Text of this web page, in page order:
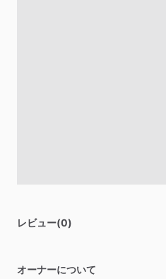
レビュー(0)
オーナーについて